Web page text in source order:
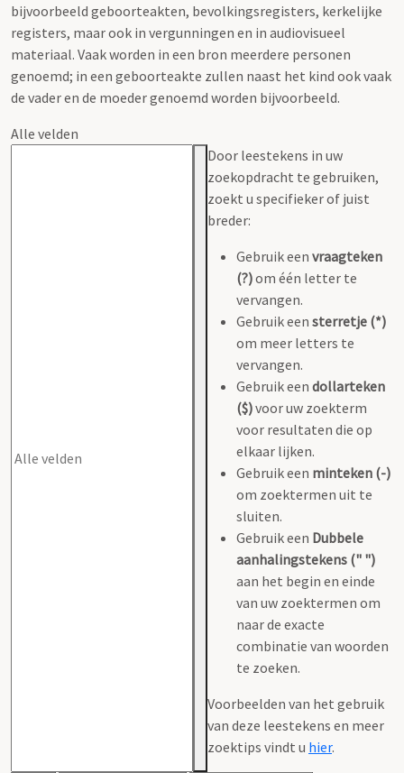
bijvoorbeeld geboorteakten, bevolkingsregisters, kerkelijke
registers, maar ook in vergunningen en in audiovisueel
materiaal. Vaak worden in een bron meerdere personen
genoemd; in een geboorteakte zullen naast het kind ook vaak
de vader en de moeder genoemd worden bijvoorbeeld.
Alle velden
Door leestekens in uw
zoekopdracht te gebruiken,
zoekt u specifieker of juist
breder:
Gebruik een vraagteken
(?)om één letter te
vervangen.
Gebruik een sterretje (*)
om meer letters te
vervangen.
Gebruik een dollarteken
($)voor uw zoekterm
voor resultaten die op
elkaar lijken.
Gebruik een minteken (-)
om zoektermen uit te
sluiten.
Gebruik een Dubbele
aanhalingstekens (" ")
aan het begin en einde
van uw zoektermen om
naar de exacte
combinatie van woorden
te zoeken.
Voorbeelden van het gebruik
van deze leestekens en meer
zoektips vindt u hier.